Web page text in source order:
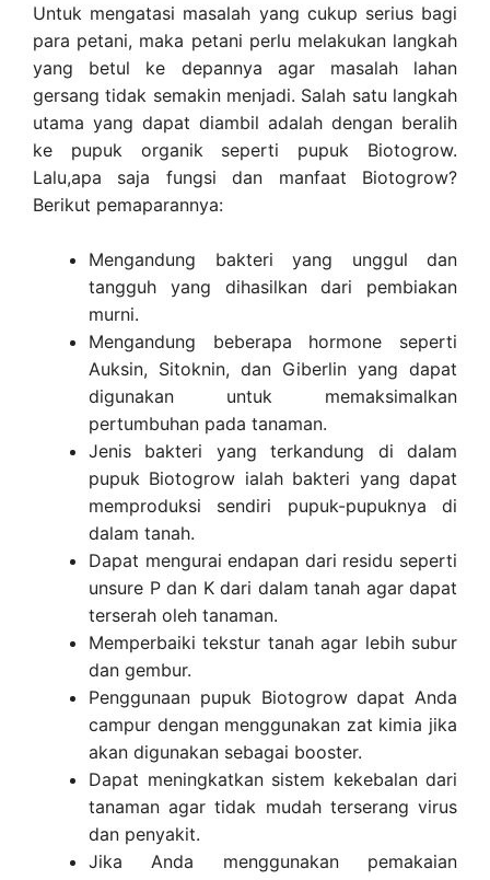
Untuk mengatasi masalah yang cukup serius bagi
para petani, maka petani perlu melakukan langkah
yang betul ke depannya agar masalah lahan
gersang tidak semakin menjadi. Salah satu langkah
utama yang dapat diambil adalah dengan beralih
ke pupuk organik seperti pupuk Biotogrow.
Lalu,apa saja fungsi dan manfaat Biotogrow?
Berikut pemaparannya:
Mengandung bakteri yang unggul dan
tangguh yang dihasilkan dari pembiakan
murni.
Mengandung beberapa hormone seperti
Auksin, Sitoknin, dan Giberlin yang dapat
digunakan untuk memaksimalkan
pertumbuhan pada tanaman.
Jenis bakteri yang terkandung di dalam
pupuk Biotogrow ialah bakteri yang dapat
memproduksi sendiri pupuk-pupuknya di
dalam tanah.
Dapat mengurai endapan dari residu seperti
unsure P dan K dari dalam tanah agar dapat
terserah oleh tanaman.
Memperbaiki tekstur tanah agar lebih subur
dan gembur.
Penggunaan pupuk Biotogrow dapat Anda
campur dengan menggunakan zat kimia jika
akan digunakan sebagai booster.
Dapat meningkatkan sistem kekebalan dari
tanaman agar tidak mudah terserang virus
dan penyakit.
Jika Anda menggunakan pemakaian